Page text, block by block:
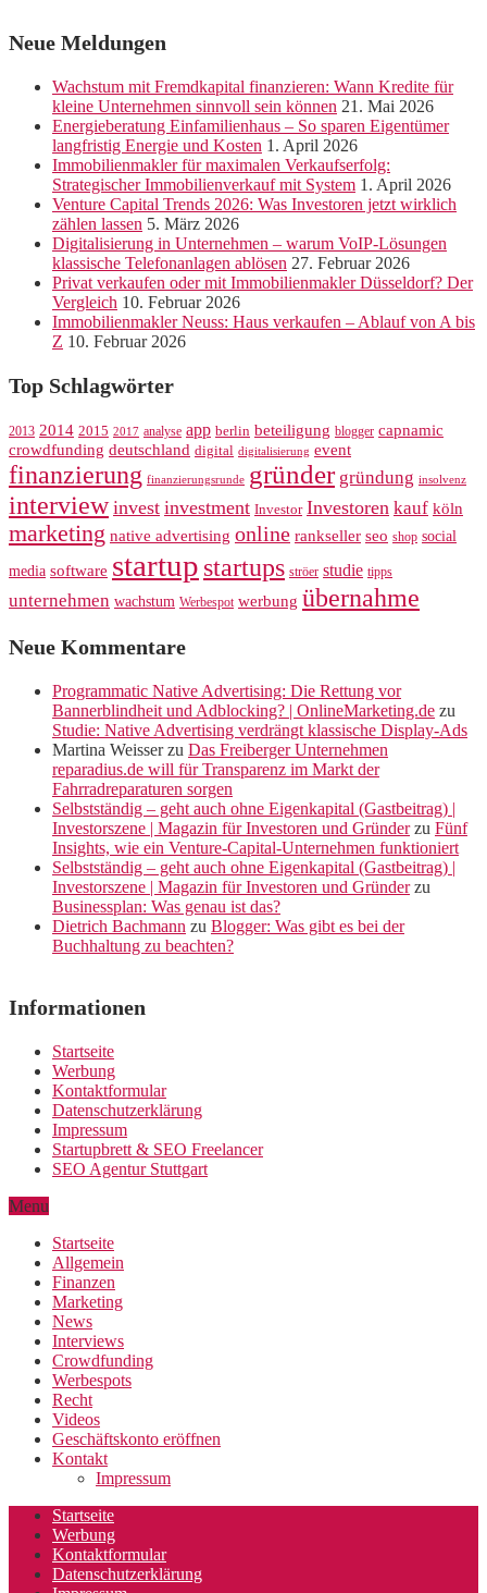
Neue Meldungen
Wachstum mit Fremdkapital finanzieren: Wann Kredite für
kleine Unternehmen sinnvoll sein können 21. Mai 2026
Energieberatung Einfamilienhaus – So sparen Eigentümer
langfristig Energie und Kosten 1. April 2026
Immobilienmakler für maximalen Verkaufserfolg:
Strategischer Immobilienverkauf mit System 1. April 2026
Venture Capital Trends 2026: Was Investoren jetzt wirklich
zählen lassen 5. März 2026
Digitalisierung in Unternehmen – warum VoIP-Lösungen
klassische Telefonanlagen ablösen 27. Februar 2026
Privat verkaufen oder mit Immobilienmakler Düsseldorf? Der
Vergleich 10. Februar 2026
Immobilienmakler Neuss: Haus verkaufen – Ablauf von A bis
Z 10. Februar 2026
Top Schlagwörter
2013 2014 2015 2017 analyse app berlin beteiligung blogger capnamic
crowdfunding deutschland digital digitalisierung event
finanzierung finanzierungsrunde gründer gründung insolvenz
interview invest investment Investor Investoren kauf köln
marketing native advertising online rankseller seo shop social
media software startup startups ströer studie tipps
unternehmen wachstum Werbespot werbung übernahme
Neue Kommentare
Programmatic Native Advertising: Die Rettung vor
Bannerblindheit und Adblocking? | OnlineMarketing.de zu
Studie: Native Advertising verdrängt klassische Display-Ads
Martina Weisserzu Das Freiberger Unternehmen
reparadius.de will für Transparenz im Markt der
Fahrradreparaturen sorgen
Selbstständig – geht auch ohne Eigenkapital (Gastbeitrag) |
Investorszene | Magazin für Investoren und Gründerzu Fünf
Insights, wie ein Venture-Capital-Unternehmen funktioniert
Selbstständig – geht auch ohne Eigenkapital (Gastbeitrag) |
Investorszene | Magazin für Investoren und Gründerzu
Businessplan: Was genau ist das?
Dietrich Bachmann zu Blogger: Was gibt es bei der
Buchhaltung zu beachten?
Informationen
Startseite
Werbung
Kontaktformular
Datenschutzerklärung
Impressum
Startupbrett & SEO Freelancer
SEO Agentur Stuttgart
Menu
Startseite
Allgemein
Finanzen
Marketing
News
Interviews
Crowdfunding
Werbespots
Recht
Videos
Geschäftskonto eröffnen
Kontakt
Impressum
Startseite
Werbung
Kontaktformular
Datenschutzerklärung